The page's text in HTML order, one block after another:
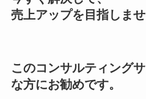
売上アップを目指しま
このコンサルティング
な方にお勧めです。